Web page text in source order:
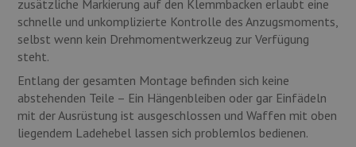
zusätzliche Markierung auf den Klemmbacken erlaubt eine
schnelle und unkomplizierte Kontrolle des Anzugsmoments,
selbst wenn kein Drehmomentwerkzeug zur Verfügung
steht.
Entlang der gesamten Montage befinden sich keine
abstehenden Teile – Ein Hängenbleiben oder gar Einfädeln
mit der Ausrüstung ist ausgeschlossen und Waffen mit oben
liegendem Ladehebel lassen sich problemlos bedienen.